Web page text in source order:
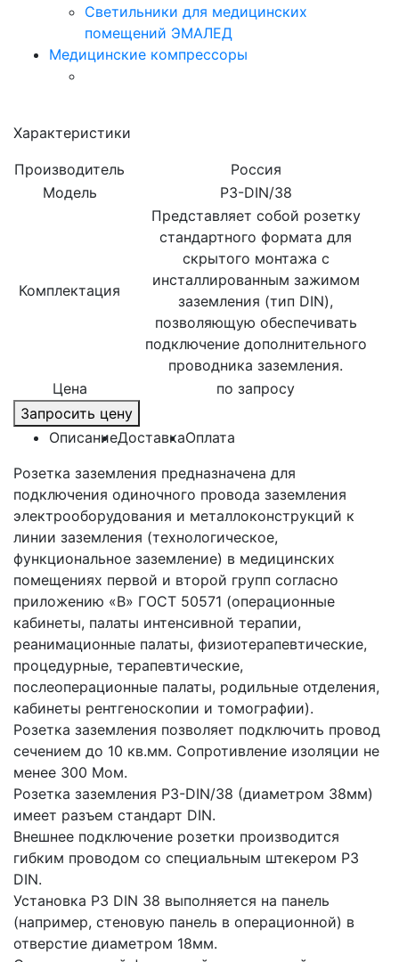
Светильники для медицинских
помещений ЭМАЛЕД
Медицинские компрессоры
Характеристики
Производитель
Россия
Модель
РЗ-DIN/38
Комплектация
Представляет собой розетку
стандартного формата для
скрытого монтажа с
инсталлированным зажимом
заземления (тип DIN),
позволяющую обеспечивать
подключение дополнительного
проводника заземления.
Цена
по запросу
Запросить цену
ОписаниеДоставкаОплата
Розетка заземления предназначена для
подключения одиночного провода заземления
электрооборудования и металлоконструкций к
линии заземления (технологическое,
функциональное заземление) в медицинских
помещениях первой и второй групп согласно
приложению «В» ГОСТ 50571 (операционные
кабинеты, палаты интенсивной терапии,
реанимационные палаты, физиотерапевтические,
процедурные, терапевтические,
послеоперационные палаты, родильные отделения,
кабинеты рентгеноскопии и томографии).
Розетка заземления позволяет подключить провод
сечением до 10 кв.мм. Сопротивление изоляции не
менее 300 Мом.
Розетка заземления РЗ-DIN/38 (диаметром 38мм)
имеет разъем стандарт DIN.
Внешнее подключение розетки производится
гибким проводом со специальным штекером РЗ
DIN.
Установка РЗ DIN 38 выполняется на панель
(например, стеновую панель в операционной) в
отверстие диаметром 18мм.